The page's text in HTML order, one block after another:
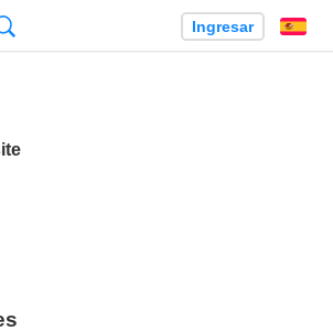
Ingresar